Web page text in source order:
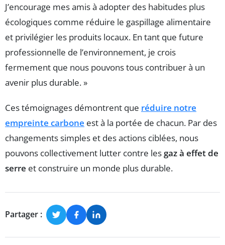
J’encourage mes amis à adopter des habitudes plus
écologiques comme réduire le gaspillage alimentaire
et privilégier les produits locaux. En tant que future
professionnelle de l’environnement, je crois
fermement que nous pouvons tous contribuer à un
avenir plus durable. »
Ces témoignages démontrent que réduire notre
empreinte carbone est à la portée de chacun. Par des
changements simples et des actions ciblées, nous
pouvons collectivement lutter contre les gaz à effet de
serre et construire un monde plus durable.
Partager :